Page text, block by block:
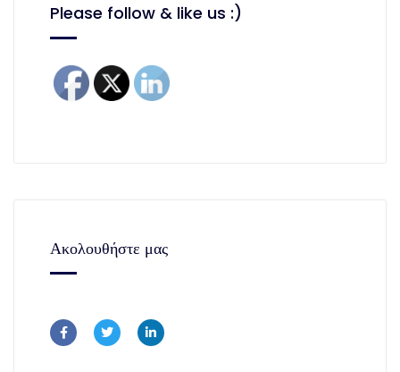
Please follow & like us :)
Ακολουθήστε μας